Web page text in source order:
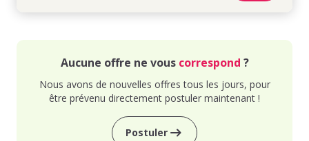
Aucune offre ne vous correspond ?
Nous avons de nouvelles offres tous les jours, pour
être prévenu directement postuler maintenant !
Postuler